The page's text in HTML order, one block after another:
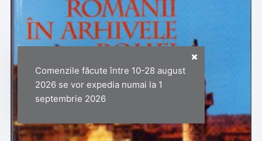
Comenzile făcute între 10-28 august
2026 se vor expedia numai la 1
septembrie 2026